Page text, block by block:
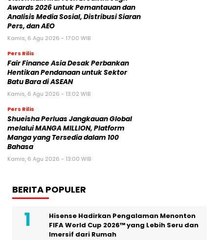
Awards 2026 untuk Pemantauan dan
Analisis Media Sosial, Distribusi Siaran
Pers, dan AEO
Kamis, 6 Agu 2026 - 17:00 WIB
Pers Rilis
Fair Finance Asia Desak Perbankan
Hentikan Pendanaan untuk Sektor
Batu Bara di ASEAN
Kamis, 6 Agu 2026 - 13:02 WIB
Pers Rilis
Shueisha Perluas Jangkauan Global
melalui MANGA MILLION, Platform
Manga yang Tersedia dalam 100
Bahasa
Kamis, 6 Agu 2026 - 13:00 WIB
BERITA POPULER
Hisense Hadirkan Pengalaman Menonton
FIFA World Cup 2026™ yang Lebih Seru dan
Imersif dari Rumah